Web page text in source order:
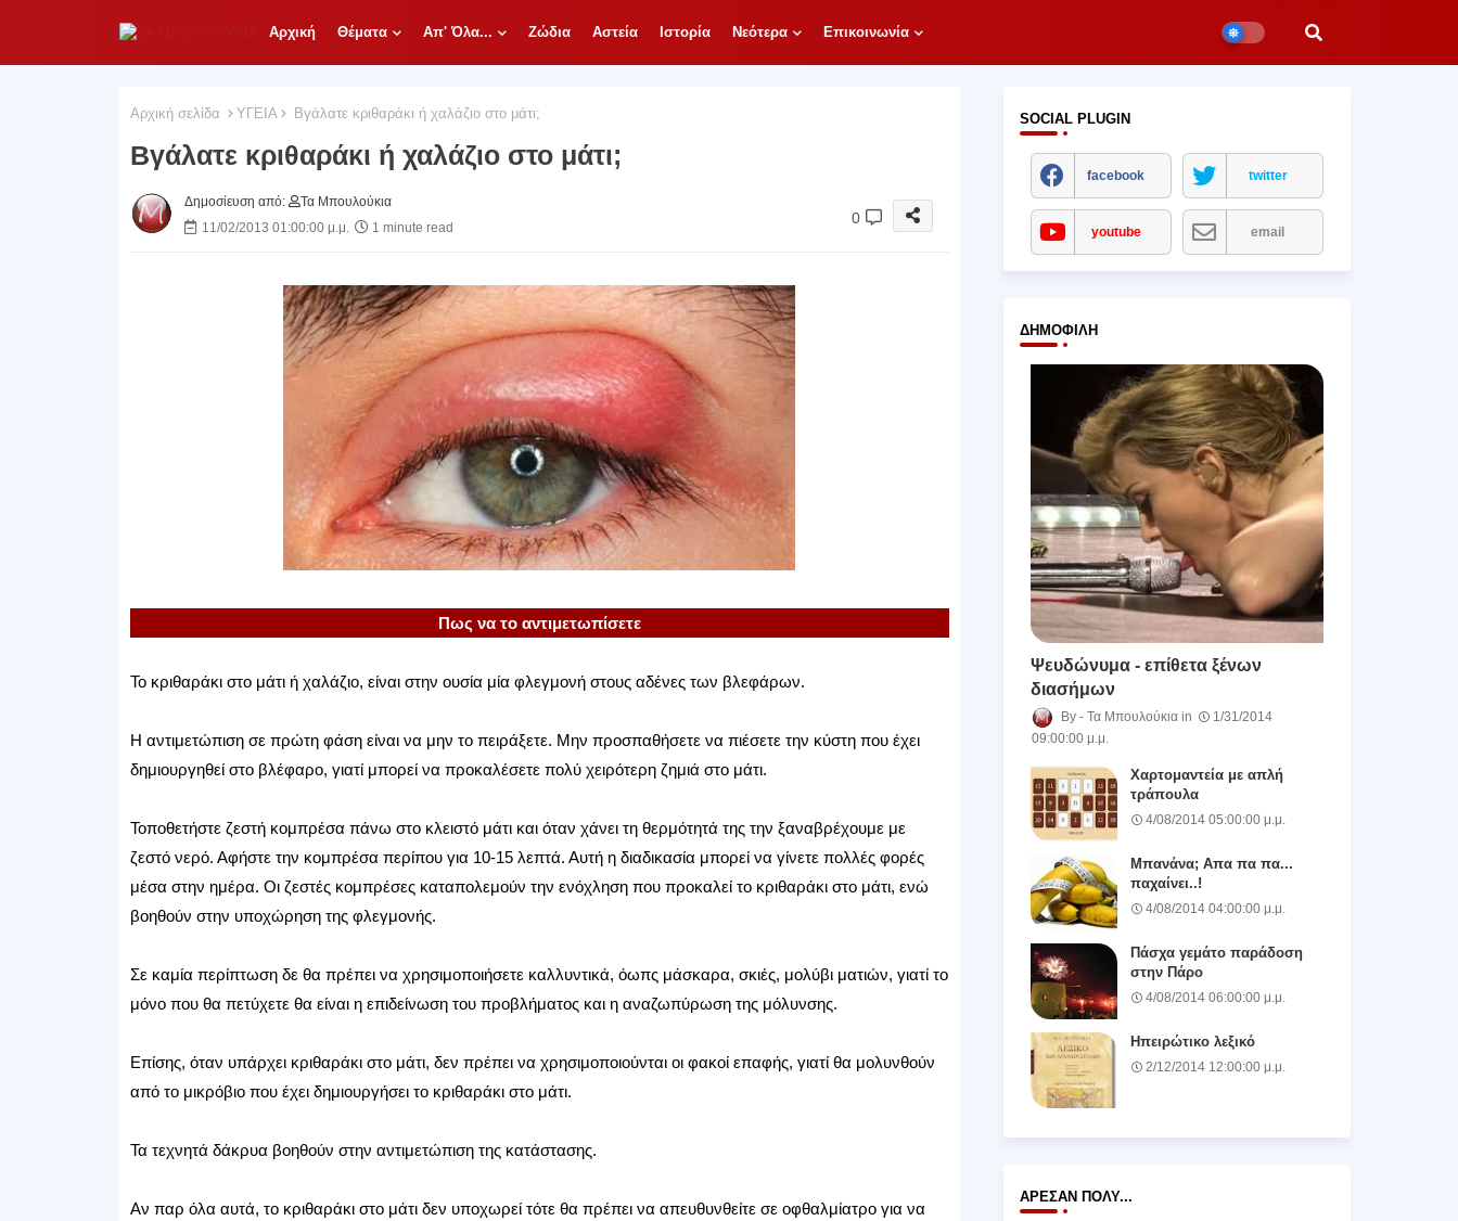
Αρχική Θέματα Απ' Όλα... Ζώδια Αστεία Ιστορία Νεότερα Επικοινωνία
Αρχική σελίδα ΥΓΕΙΑ Βγάλατε κριθαράκι ή χαλάζιο στο μάτι;
Βγάλατε κριθαράκι ή χαλάζιο στο μάτι;
Δημοσίευση από:
Τα Μπουλούκια
11/02/2013 01:00:00 μ.μ.
1 minute read
0
Πως να το αντιμετωπίσετε
Το κριθαράκι στο μάτι ή χαλάζιο, είναι στην ουσία μία φλεγμονή στους αδένες των βλεφάρων.
Η αντιμετώπιση σε πρώτη φάση είναι να μην το πειράξετε. Μην προσπαθήσετε να πιέσετε την κύστη που έχει
δημιουργηθεί στο βλέφαρο, γιατί μπορεί να προκαλέσετε πολύ χειρότερη ζημιά στο μάτι.
Τοποθετήστε ζεστή κομπρέσα πάνω στο κλειστό μάτι και όταν χάνει τη θερμότητά της την ξαναβρέχουμε με
ζεστό νερό. Αφήστε την κομπρέσα περίπου για 10-15 λεπτά. Αυτή η διαδικασία μπορεί να γίνετε πολλές φορές
μέσα στην ημέρα. Οι ζεστές κομπρέσες καταπολεμούν την ενόχληση που προκαλεί το κριθαράκι στο μάτι, ενώ
βοηθούν στην υποχώρηση της φλεγμονής.
Σε καμία περίπτωση δε θα πρέπει να χρησιμοποιήσετε καλλυντικά, όωπς μάσκαρα, σκιές, μολύβι ματιών, γιατί το
μόνο που θα πετύχετε θα είναι η επιδείνωση του προβλήματος και η αναζωπύρωση της μόλυνσης.
Επίσης, όταν υπάρχει κριθαράκι στο μάτι, δεν πρέπει να χρησιμοποιούνται οι φακοί επαφής, γιατί θα μολυνθούν
από το μικρόβιο που έχει δημιουργήσει το κριθαράκι στο μάτι.
Τα τεχνητά δάκρυα βοηθούν στην αντιμετώπιση της κατάστασης.
Αν παρ όλα αυτά, το κριθαράκι στο μάτι δεν υποχωρεί τότε θα πρέπει να απευθυνθείτε σε οφθαλμίατρο για να
SOCIAL PLUGIN
facebook twitter
youtube email
ΔΗΜΟΦΙΛΉ
Ψευδώνυμα - επίθετα ξένων
διασήμων
Τα Μπουλούκια
1/31/2014
09:00:00 μ.μ.
Χαρτομαντεία με απλή
τράπουλα
4/08/2014 05:00:00 μ.μ.
Μπανάνα; Απα πα πα...
παχαίνει..!
4/08/2014 04:00:00 μ.μ.
Πάσχα γεμάτο παράδοση
στην Πάρο
4/08/2014 06:00:00 μ.μ.
Ηπειρώτικο λεξικό
2/12/2014 12:00:00 μ.μ.
ΆΡΕΣΑΝ ΠΟΛΎ...